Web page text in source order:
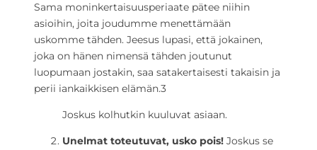
Sama moninkertaisuusperiaate pätee niihin
asioihin, joita joudumme menettämään
uskomme tähden. Jeesus lupasi, että jokainen,
joka on hänen nimensä tähden joutunut
luopumaan jostakin, saa satakertaisesti takaisin ja
perii iankaikkisen elämän.3
Joskus kolhutkin kuuluvat asiaan.
Unelmat toteutuvat, usko pois! Joskus se